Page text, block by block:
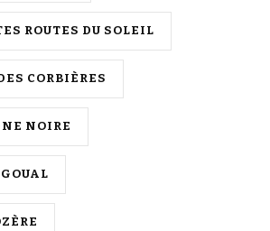
ROUTES DU SOLEIL
CORBIÈRES
NOIRE